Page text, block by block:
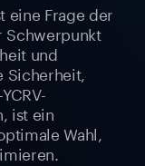
eine Frage der
Schwerpunkt
und
Sicherheit,
ist ein
Wahl,